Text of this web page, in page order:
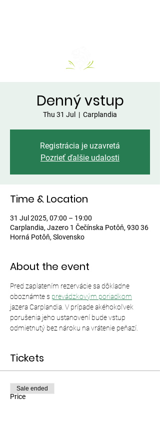
Denný vstup
Thu 31 Jul
  |
Carplandia
Registrácia je uzavretá
Pozrieť ďalšie udalosti
Time & Location
31 Jul 2025, 07:00 – 19:00
Carplandia, Jazero 1 Čečínska Potôň, 930 36
Horná Potôň, Slovensko
About the event
Pred zaplatením rezervácie sa dôkladne
oboznámte s prevádzkovým poriadkom
jazera Carplandia. V prípade akéhokoľvek
porušenia jeho ustanovení bude vstup
odmietnutý bez nároku na vrátenie peňazí.
Tickets
Price
Sale ended